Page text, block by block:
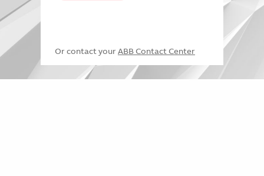
Or contact your ABB Contact Center